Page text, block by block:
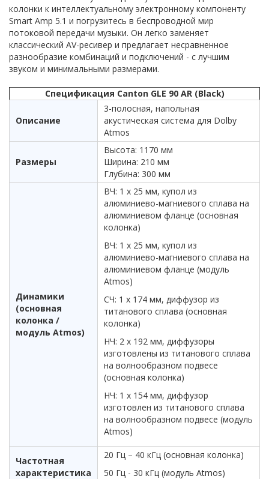
колонки к интеллектуальному электронному компоненту
Smart Amp 5.1 и погрузитесь в беспроводной мир
потоковой передачи музыки. Он легко заменяет
классический AV-ресивер и предлагает несравненное
разнообразие комбинаций и подключений - с лучшим
звуком и минимальными размерами.
Спецификация Canton GLE 90 AR (Black)
Описание
3-полосная, напольная
акустическая система для Dolby
Atmos
Размеры
Высота: 1170 мм
Ширина: 210 мм
Глубина: 300 мм
Динамики
(основная
колонка /
модуль Atmos)
ВЧ: 1 х 25 мм, купол из
алюминиево-магниевого сплава на
алюминиевом фланце (основная
колонка)
ВЧ: 1 х 25 мм, купол из
алюминиево-магниевого сплава на
алюминиевом фланце (модуль
Atmos)
СЧ: 1 х 174 мм, диффузор из
титанового сплава (основная
колонка)
НЧ: 2 х 192 мм, диффузоры
изготовлены из титанового сплава
на волнообразном подвесе
(основная колонка)
НЧ: 1 х 154 мм, диффузор
изготовлен из титанового сплава
на волнообразном подвесе (модуль
Atmos)
Частотная
характеристика
20 Гц – 40 кГц (основная колонка)
50 Гц - 30 кГц (модуль Atmos)